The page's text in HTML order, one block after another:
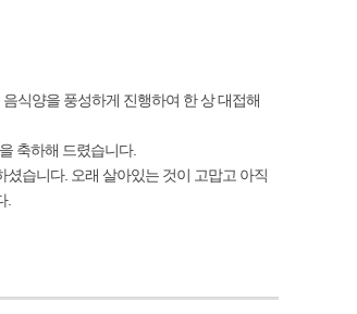
식양을 풍성하게 진행하여 한 상 대접해
축하해 드렸습니다.
습니다. 오래 살아있는 것이 고맙고 아직
.